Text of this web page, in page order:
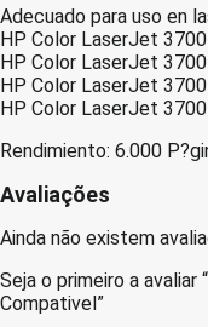
Adecuado para uso en
HP Color LaserJet 3700
HP Color LaserJet
HP Color LaserJet
HP Color LaserJet
Rendimiento: 6.000
Avaliações
Ainda não existem
Seja o primeiro a avaliar
Compativel”